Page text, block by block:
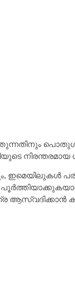
ആസ്വദിക്കാൻ